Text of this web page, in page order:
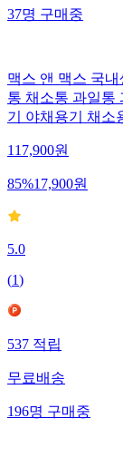
37명구매중
맥스 앤 맥스 국
통 채소통 과일통
기 야채용기 채소
117,900원
85%17,900원
5.0
(1)
537적립
무료배송
196명구매중